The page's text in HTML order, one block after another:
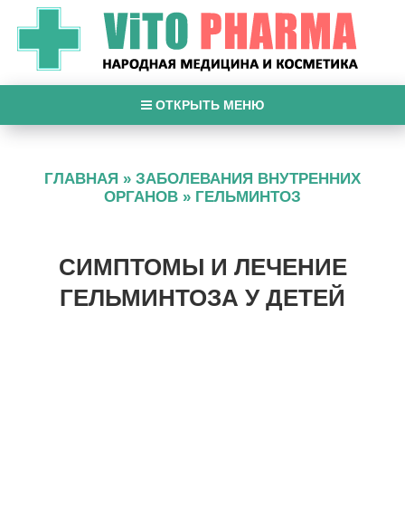
ОТКРЫТЬ МЕНЮ
ГЛАВНАЯ » ЗАБОЛЕВАНИЯ ВНУТРЕННИХ
ОРГАНОВ » ГЕЛЬМИНТОЗ
СИМПТОМЫ И ЛЕЧЕНИЕ
ГЕЛЬМИНТОЗА У ДЕТЕЙ